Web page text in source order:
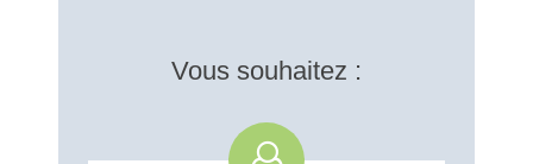
Vous souhaitez :